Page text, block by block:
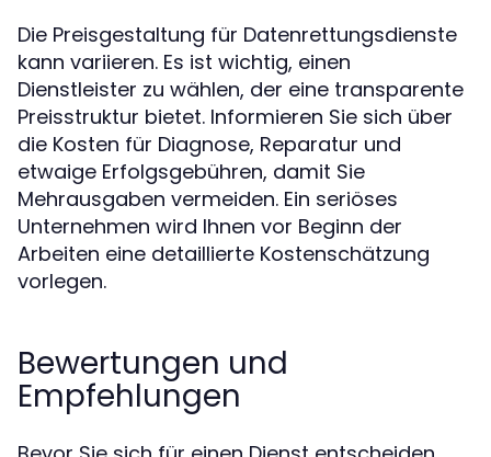
Die Preisgestaltung für Datenrettungsdienste
kann variieren. Es ist wichtig, einen
Dienstleister zu wählen, der eine transparente
Preisstruktur bietet. Informieren Sie sich über
die Kosten für Diagnose, Reparatur und
etwaige Erfolgsgebühren, damit Sie
Mehrausgaben vermeiden. Ein seriöses
Unternehmen wird Ihnen vor Beginn der
Arbeiten eine detaillierte Kostenschätzung
vorlegen.
Bewertungen und
Empfehlungen